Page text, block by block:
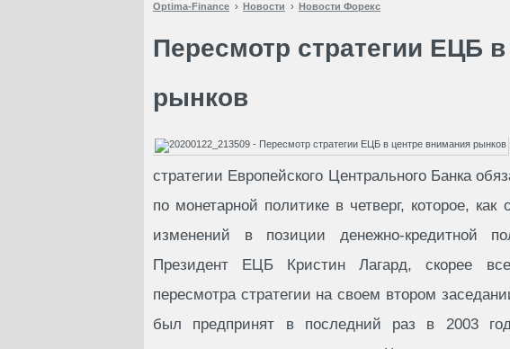
Optima-Finance Новости Новости Форекс
Пересмотр стратегии ЕЦБ
рынков
стратегии Европейского Центрального Банка
по монетарной политике в четверг, которое,
изменений в позиции денежно-кредитной
Президент ЕЦБ Кристин Лагард, скорее
пересмотра стратегии на своем втором
был предпринят в последний раз в 2003